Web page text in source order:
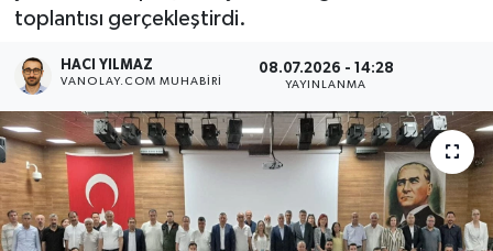
toplantısı gerçekleştirdi.
HACI YILMAZ
VANOLAY.COM MUHABIRI
08.07.2026 - 14:28
YAYINLANMA
RESMİ İLANLAR